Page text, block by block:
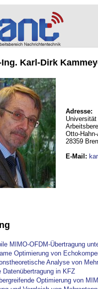
Ing. Karl-Dirk
Adresse:
Otto-
28359
E-Mail :
MIMO-OFDM-Übertragung
Optimierung von
Analyse von
Datenübertragung in KFZ
Optimierung von